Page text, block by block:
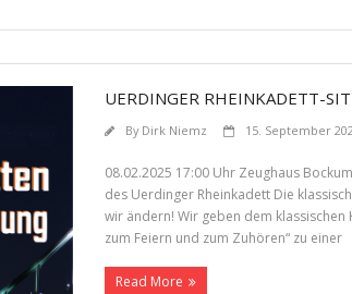
UERDINGER RHEINKADETT-
By Dirk Niemz 15. September
08.02.2025 17:00 Uhr Zeughaus
des Uerdinger Rheinkadett Die
wir ändern! Wir geben dem
zum Feiern und zum Zuhören“ zu einer
Read More